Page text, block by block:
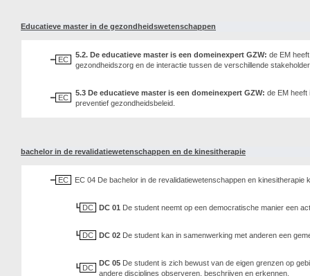
Educatieve master in de gezondheidswetenschappen
EC
5.2. De educatieve master is een domeinexpert GZW: de EM
gezondheidszorg en de interactie tussen de verschillende
EC
5.3 De educatieve master is een domeinexpert GZW: de EM heeft
preventief gezondheidsbeleid.
bachelor in de revalidatiewetenschappen en de kinesitherapie
EC EC 04 De bachelor in de revalidatiewetenschappen en
DC DC 01 De student neemt op een democratische manier een
DC DC 02 De student kan in samenwerking met anderen een
DC
DC 05 De student is zich bewust van de eigen grenzen op
andere disciplines observeren, beschrijven en erkennen.